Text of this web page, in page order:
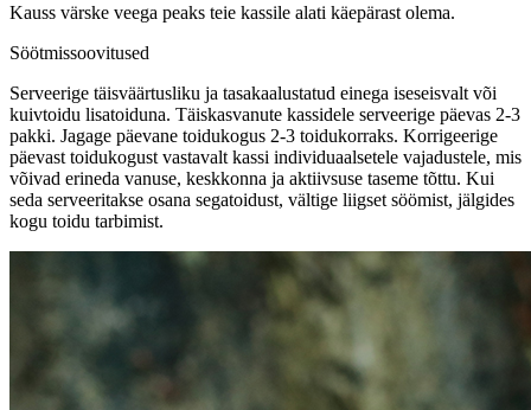
Kauss värske veega peaks teie kassile alati käepärast olema.
Söötmissoovitused
Serveerige täisväärtusliku ja tasakaalustatud einega iseseisvalt või
kuivtoidu lisatoiduna. Täiskasvanute kassidele serveerige päevas 2-3
pakki. Jagage päevane toidukogus 2-3 toidukorraks. Korrigeerige
päevast toidukogust vastavalt kassi individuaalsetele vajadustele, mis
võivad erineda vanuse, keskkonna ja aktiivsuse taseme tõttu. Kui
seda serveeritakse osana segatoidust, vältige liigset söömist, jälgides
kogu toidu tarbimist.